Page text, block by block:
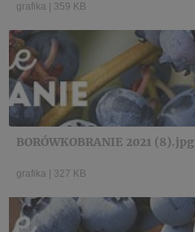
grafika 359 KB
BORÓWKOBRANIE 2021 (8).jpg
grafika 327 KB